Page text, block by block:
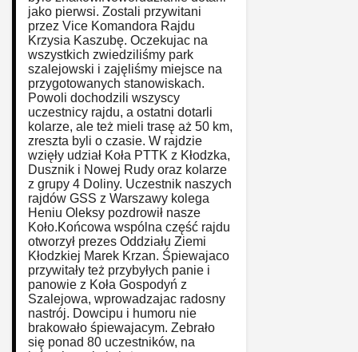
jako pierwsi. Zostali przywitani
przez Vice Komandora Rajdu
Krzysia Kaszubę. Oczekujac na
wszystkich zwiedziliśmy park
szalejowski i zajęliśmy miejsce na
przygotowanych stanowiskach.
Powoli dochodzili wszyscy
uczestnicy rajdu, a ostatni dotarli
kolarze, ale też mieli trasę aż 50 km,
zreszta byli o czasie. W rajdzie
wzięły udział Koła PTTK z Kłodzka,
Dusznik i Nowej Rudy oraz kolarze
z grupy 4 Doliny. Uczestnik naszych
rajdów GSS z Warszawy kolega
Heniu Oleksy pozdrowił nasze
Koło.Końcowa wspólna część rajdu
otworzył prezes Oddziału Ziemi
Kłodzkiej Marek Krzan. Śpiewajaco
przywitały też przybyłych panie i
panowie z Koła Gospodyń z
Szalejowa, wprowadzajac radosny
nastrój. Dowcipu i humoru nie
brakowało śpiewajacym. Zebrało
się ponad 80 uczestników, na